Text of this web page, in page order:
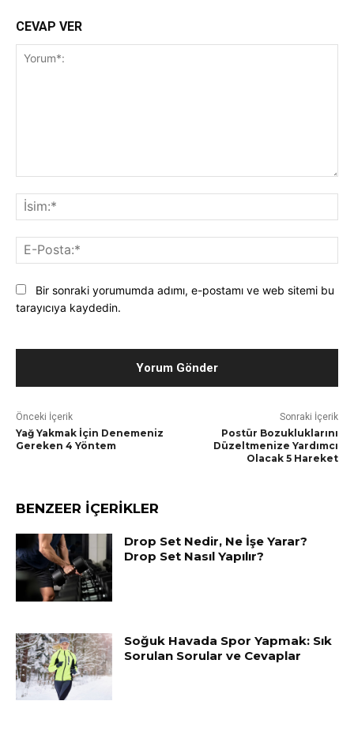
CEVAP VER
Bir sonraki yorumumda adımı, e-postamı ve web sitemi bu
tarayıcıya kaydedin.
Önceki İçerik
Yağ Yakmak İçin Denemeniz
Gereken 4 Yöntem
Sonraki İçerik
Postür Bozukluklarını
Düzeltmenize Yardımcı
Olacak 5 Hareket
BENZEER İÇERİKLER
Drop Set Nedir, Ne İşe Yarar?
Drop Set Nasıl Yapılır?
Soğuk Havada Spor Yapmak: Sık
Sorulan Sorular ve Cevaplar